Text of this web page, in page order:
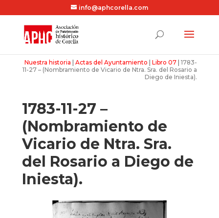
info@aphcorella.com
Nuestra historia |Actas del Ayuntamiento |Libro 07 |1783-
11-27 – (Nombramiento de Vicario de Ntra. Sra. del Rosario a
Diego de Iniesta).
1783-11-27 –
(Nombramiento de
Vicario de Ntra. Sra.
del Rosario a Diego de
Iniesta).